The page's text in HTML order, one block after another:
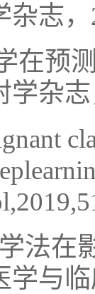
志，
在预
杂志
法在
与